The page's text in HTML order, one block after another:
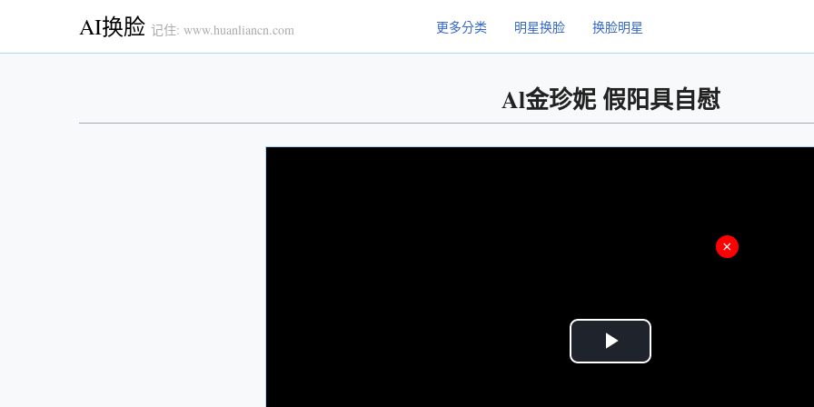
AI换脸 记住: www.huanliancn.com 更多分类 明星换脸 换脸明星
Al金珍妮 假阳具自慰
Play
×